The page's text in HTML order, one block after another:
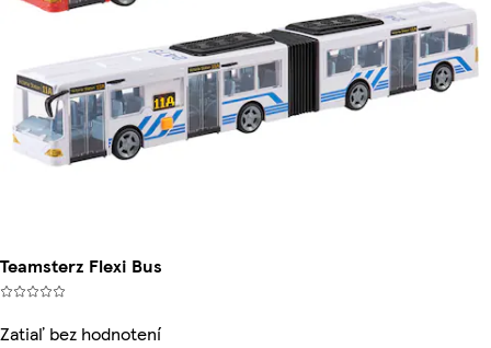
Teamsterz Flexi Bus
Zatiaľ bez hodnotení